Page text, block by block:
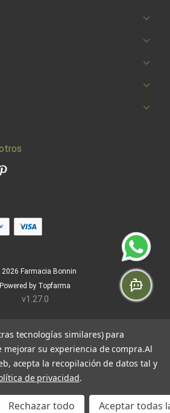
Pinterest
Farmacia Bonnin
Powered by Topfarma
v1.27.0
tecnologías similares) para
su experiencia de compra.Al
acepta la recopilación de datos tal y
de privacidad.
Rechazar todo Aceptar todas